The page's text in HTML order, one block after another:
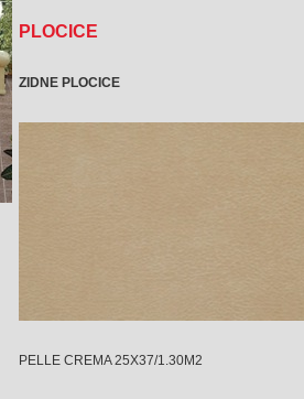
PLOCICE
ZIDNE PLOCICE
PELLE CREMA 25X37/1.30M2